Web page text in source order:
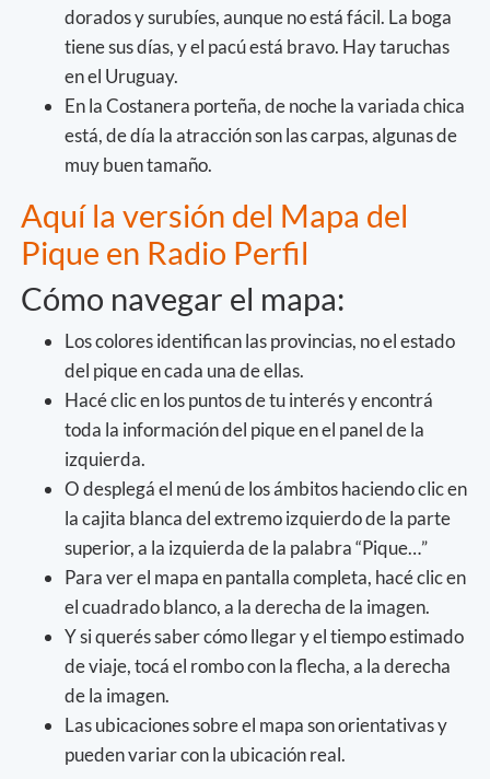
dorados y surubíes, aunque no está fácil. La boga
tiene sus días, y el pacú está bravo. Hay taruchas
en el Uruguay.
En la Costanera porteña, de noche la variada chica
está, de día la atracción son las carpas, algunas de
muy buen tamaño.
​Aquí la versión del Mapa del
Pique en Radio Perfil
Cómo navegar el mapa:
Los colores identifican las provincias, no el estado
del pique en cada una de ellas.
Hacé clic en los puntos de tu interés y encontrá
toda la información del pique en el panel de la
izquierda.
O desplegá el menú de los ámbitos haciendo clic en
la cajita blanca del extremo izquierdo de la parte
superior, a la izquierda de la palabra “Pique…”
Para ver el mapa en pantalla completa, hacé clic en
el cuadrado blanco, a la derecha de la imagen.
Y si querés saber cómo llegar y el tiempo estimado
de viaje, tocá el rombo con la flecha, a la derecha
de la imagen.
Las ubicaciones sobre el mapa son orientativas y
pueden variar con la ubicación real.